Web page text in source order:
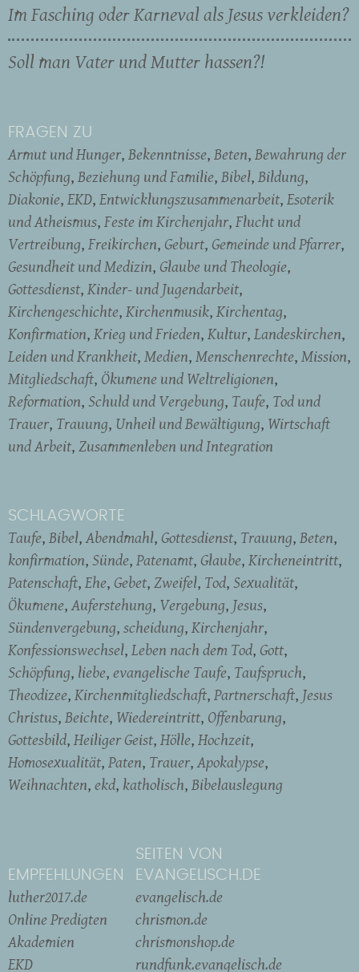
Im Fasching oder Karneval als Jesus verkleiden?
Soll man Vater und Mutter hassen?!
FRAGEN ZU
Armut und Hunger Bekenntnisse Beten Bewahrung der
Schöpfung Beziehung und Familie Bibel Bildung
Diakonie EKD Entwicklungszusammenarbeit Esoterik
und Atheismus Feste im Kirchenjahr Flucht und
Vertreibung Freikirchen Geburt Gemeinde und Pfarrer
Gesundheit und Medizin Glaube und Theologie
Gottesdienst Kinder- und Jugendarbeit
Kirchengeschichte Kirchenmusik Kirchentag
Konfirmation Krieg und Frieden Kultur Landeskirchen
Leiden und Krankheit Medien Menschenrechte Mission
Mitgliedschaft Ökumene und Weltreligionen
Reformation Schuld und Vergebung Taufe Tod und
Trauer Trauung Unheil und Bewältigung Wirtschaft
und Arbeit Zusammenleben und Integration
SCHLAGWORTE
Taufe Bibel Abendmahl Gottesdienst Trauung Beten
konfirmation Sünde Patenamt Glaube Kircheneintritt
Patenschaft Ehe Gebet Zweifel Tod Sexualität
Ökumene Auferstehung Vergebung Jesus
Sündenvergebung scheidung Kirchenjahr
Konfessionswechsel Leben nach dem Tod Gott
Schöpfung liebe evangelische Taufe Taufspruch
Theodizee Kirchenmitgliedschaft Partnerschaft Jesus
Christus Beichte Wiedereintritt Offenbarung
Gottesbild Heiliger Geist Hölle Hochzeit
Homosexualität Paten Trauer Apokalypse
Weihnachten ekd katholisch Bibelauslegung
EMPFEHLUNGEN
luther2017.de
Online Predigten
Akademien
EKD
SEITEN VON
EVANGELISCH.DE
evangelisch.de
chrismon.de
chrismonshop.de
rundfunk.evangelisch.de